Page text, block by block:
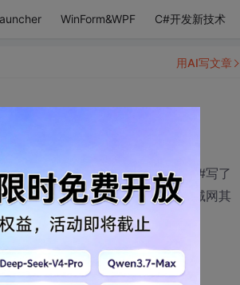
WinForm&WPF C#开发新技术
理器）能访问、下载。自己用C#写了
运行，去取文件没问题，但在局域网其
I.
not understood
用AI写文章